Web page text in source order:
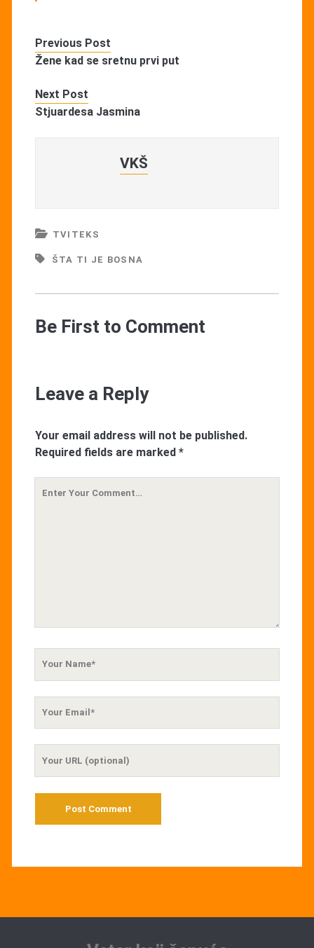
Previous Post
Žene kad se sretnu prvi put
Next Post
Stjuardesa Jasmina
VKŠ
TVITEKS
ŠTA TI JE BOSNA
Be First to Comment
Leave a Reply
Your email address will not be published.
Required fields are marked *